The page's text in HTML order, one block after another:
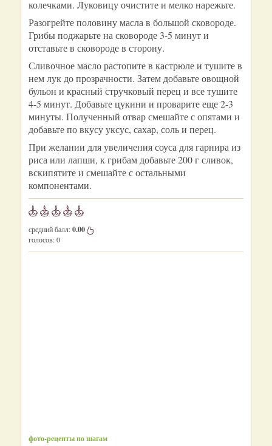
колечками. Луковицу очистите и мелко нарежьте.
Разогрейте половину масла в большой сковороде.
Грибы поджарьте на сковороде 3-5 минут и
отставьте в сковороде в сторону.
Сливочное масло растопите в кастрюле и тушите в
нем лук до прозрачности. Затем добавьте овощной
бульон и красный стручковый перец и все тушите
4-5 минут. Добавьте цукини и проварите еще 2-3
минуты. Полученный отвар смешайте с опятами и
добавьте по вкусу уксус, сахар, соль и перец.
При желании для увеличения соуса для гарнира из
риса или лапши, к грибам добавьте 200 г сливок,
вскипятите и смешайте с остальными
компонентами.
средний балл:0.00
голосов:0
фото-рецепты по шагам